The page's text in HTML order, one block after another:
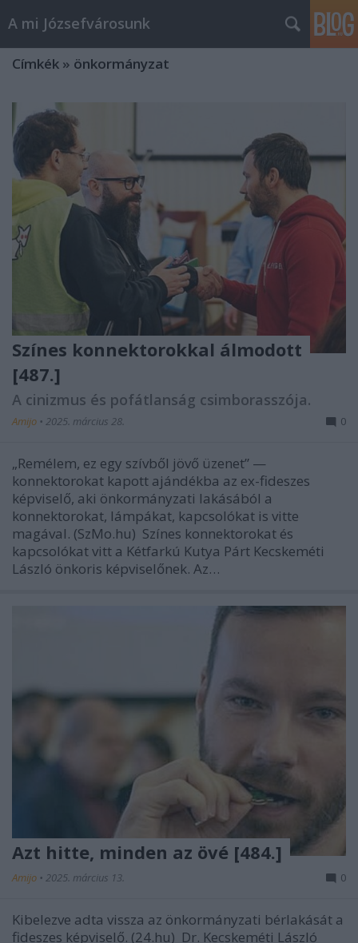
A mi Józsefvárosunk
Címkék » önkormányzat
Színes konnektorokkal álmodott
[487.]
A cinizmus és pofátlanság csimborasszója.
Amijo • 2025. március 28. 0
„Remélem, ez egy szívből jövő üzenet” —
konnektorokat kapott ajándékba az ex-fideszes
képviselő, aki önkormányzati lakásából a
konnektorokat, lámpákat, kapcsolókat is vitte
magával. (SzMo.hu) Színes konnektorokat és
kapcsolókat vitt a Kétfarkú Kutya Párt Kecskeméti
László önkoris képviselőnek. Az…
Azt hitte, minden az övé [484.]
Amijo • 2025. március 13. 0
Kibelezve adta vissza az önkormányzati bérlakását a
fideszes képviselő. (24.hu) Dr. Kecskeméti László